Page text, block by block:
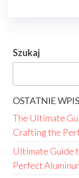
Szukaj
OSTATNIE
The Ultimate
Crafting the
Ultimate Guide
Perfect